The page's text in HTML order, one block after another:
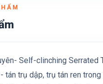
Self-clinching Serrated
tán trụ dập, trụ tán ren trong